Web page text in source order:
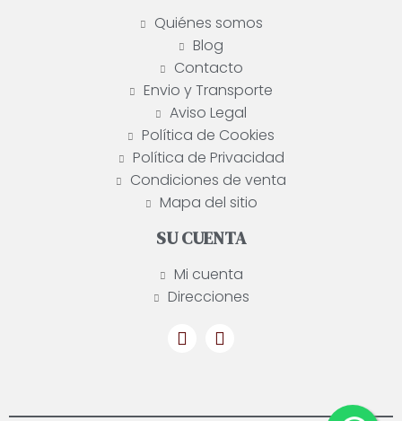
Quiénes somos
Blog
Contacto
Envio y Transporte
Aviso Legal
Política de Cookies
Política de Privacidad
Condiciones de venta
Mapa del sitio
SU CUENTA
Mi cuenta
Direcciones